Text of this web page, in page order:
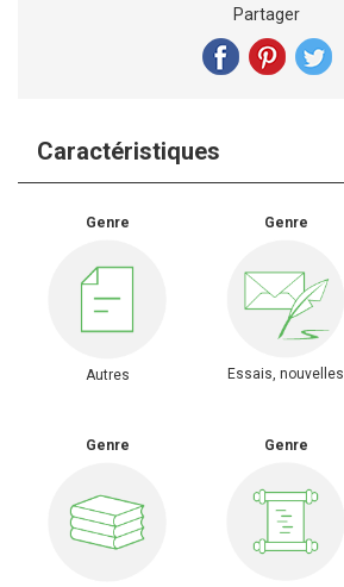
Partager
Caractéristiques
Genre
Autres
Genre
Essais, nouvelles
Genre Genre